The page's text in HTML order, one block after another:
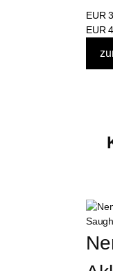
EUR
EUR